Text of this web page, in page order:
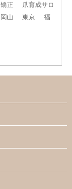
矯正
爪育成サロ
岡山 東京
福